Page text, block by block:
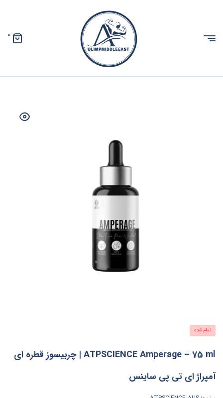
الیمپ
0
تمام شده
ATPSCIENCE Amperage – 75 ml | چربیسوز قطره ای
آمپراژ ای تی پی ساینس